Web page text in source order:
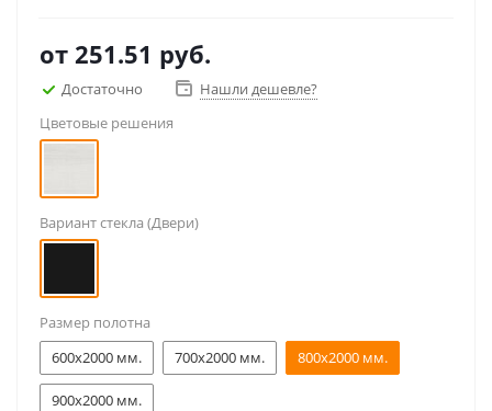
от 251.51 руб.
Достаточно
Нашли дешевле?
Цветовые решения
Вариант стекла (Двери)
Размер полотна
600x2000 мм.
700x2000 мм. 800x2000 мм.
900x2000 мм.